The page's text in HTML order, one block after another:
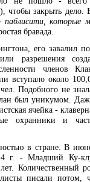
чтобы закрыть дело.
паблисити, которые
бравада.
его завалил
разрешения
членов
вступало около
Подобного не
был уникумом.
ячейка -
охранники и
в стране. В
г. - Младший Ку-
Количественный
писали потом,